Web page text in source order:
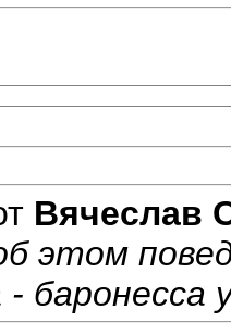
Вячеслав
этом
баронесса